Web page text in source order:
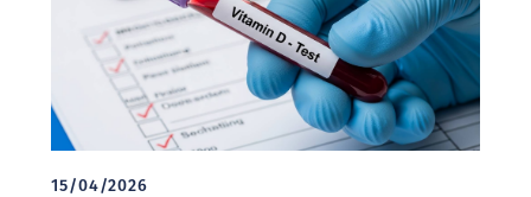
l’apixaban
de
l’edoxaban
15/04/2026